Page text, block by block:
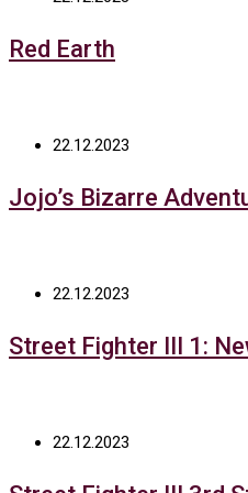
Red Earth
22.12.2023
Jojo’s Bizarre
22.12.2023
Street Fighter III 1:
22.12.2023